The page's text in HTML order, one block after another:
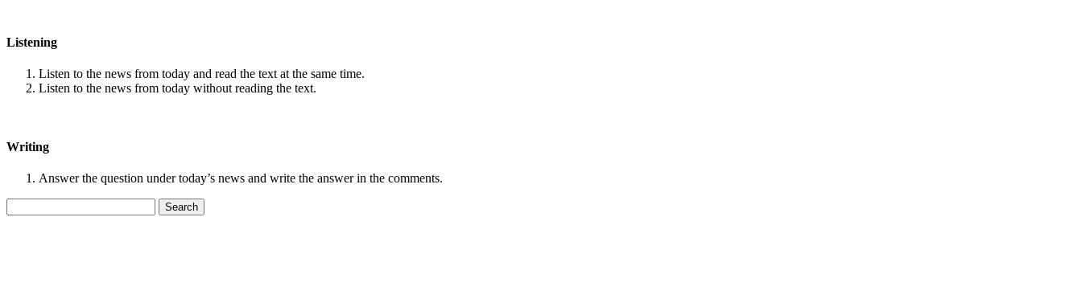
Listening
Listen to the news from today and read the text at the same time.
Listen to the news from today without reading the text.
Writing
Answer the question under today’s news and write the answer in the comments.
for: